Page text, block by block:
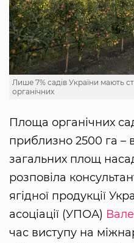
Лише 7% садів України мають
органічних
Площа органічних
приблизно 2500 га –
загальних площ
розповіла
ягідної продукції
асоціації (УПОА)
час виступу на